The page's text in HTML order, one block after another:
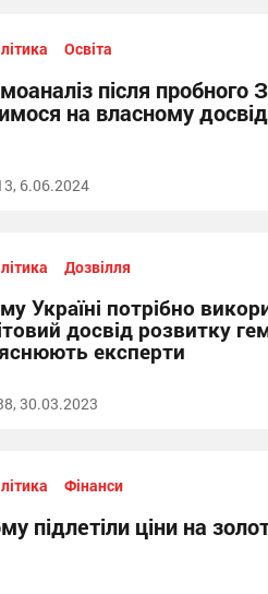
Освіта
після
на власному
6.06.2024
Дозвілля
Україні потрібно
досвід розвитку
експерти
30.03.2023
Фінанси
підлетіли ціни на